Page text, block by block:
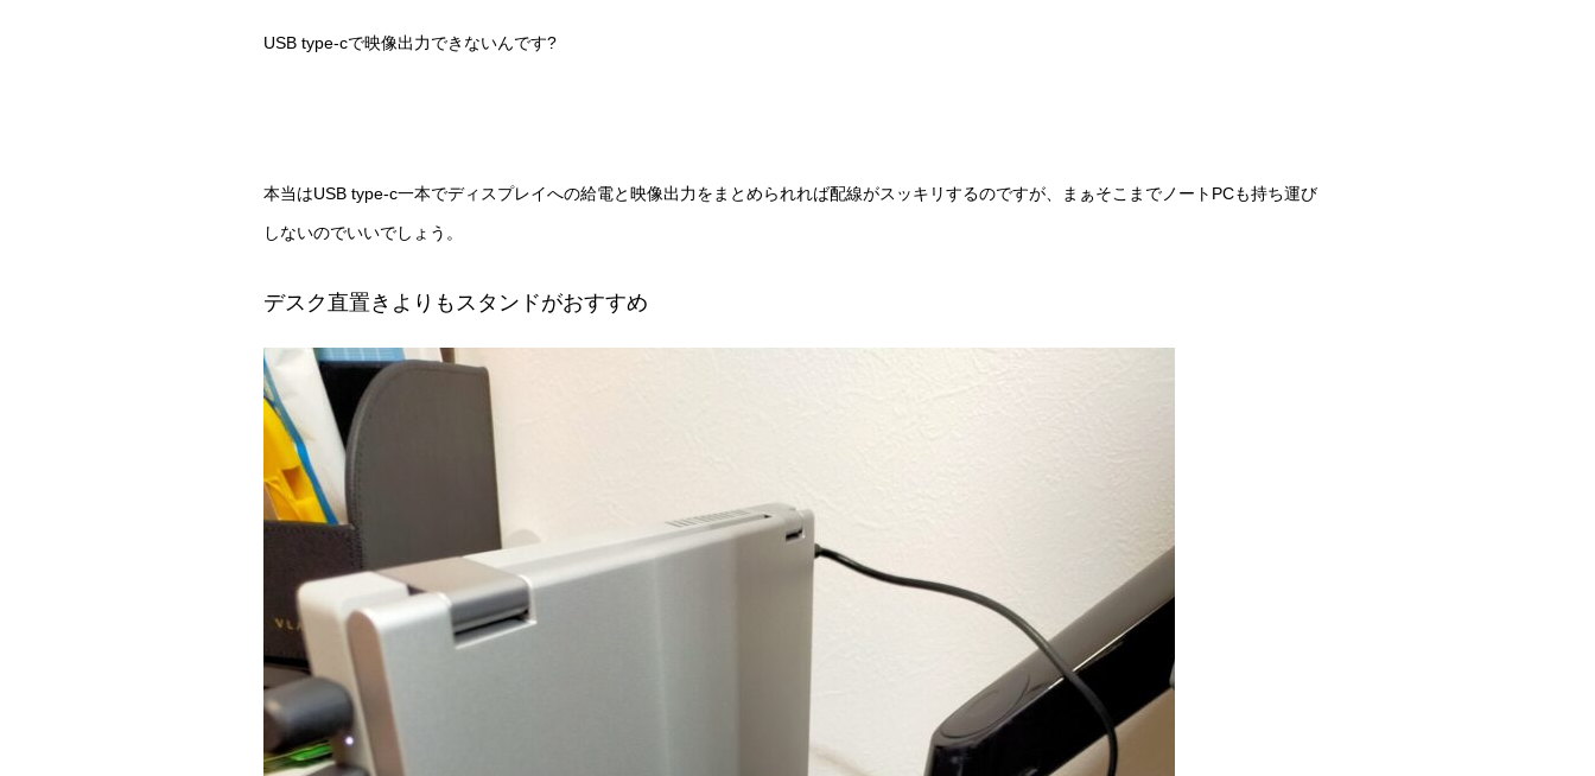
USB type-cで映像出力できないんです?
本当はUSB type-c一本でディスプレイへの給電と映像出力をまとめられれば配線がスッキリするのですが、まぁそこまでノートPCも持ち運び
しないのでいいでしょう。
デスク直置きよりもスタンドがおすすめ